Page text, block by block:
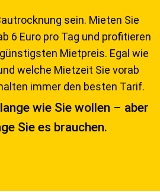
sein. Mieten Sie
6 Euro pro Tag und profitieren
Mietpreis. Egal wie
welche Mietzeit Sie vorab
immer den besten Tarif.
wie Sie wollen – aber
Sie es brauchen.